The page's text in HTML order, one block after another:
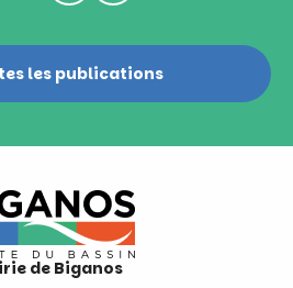
les publications
de Biganos